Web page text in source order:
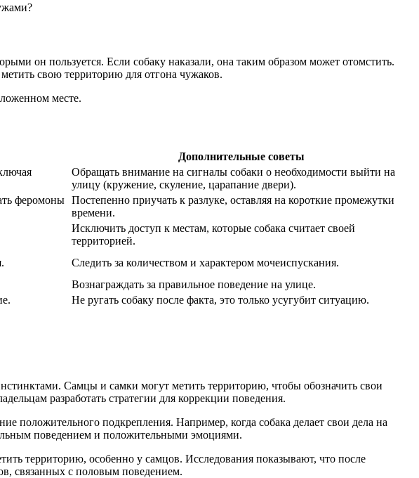
он пользуется. Если собаку наказали, она таким образом может отомстить.
свою территорию для отгона чужаков.
месте.
Дополнительные советы
Обращать внимание на сигналы собаки о необходимости выйти на
улицу (кружение, скуление, царапание двери).
феромоны Постепенно приучать к разлуке, оставляя на короткие промежутки
времени.
Исключить доступ к местам, которые собака считает своей
территорией.
Следить за количеством и характером мочеиспускания.
Вознаграждать за правильное поведение на улице.
Не ругать собаку после факта, это только усугубит ситуацию.
Самцы и самки могут метить территорию, чтобы обозначить свои
разработать стратегии для коррекции поведения.
положительного подкрепления. Например, когда собака делает свои дела на
поведением и положительными эмоциями.
территорию, особенно у самцов. Исследования показывают, что после
связанных с половым поведением.